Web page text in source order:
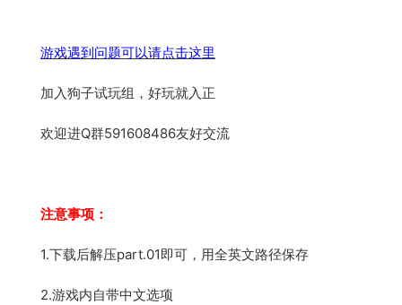
游戏遇到问题可以请点击这里
加入狗子试玩组，好玩就入正
欢迎进Q群591608486友好交流
注意事项：
1.下载后解压part.01即可，用全英文路径保存
2.游戏内自带中文选项